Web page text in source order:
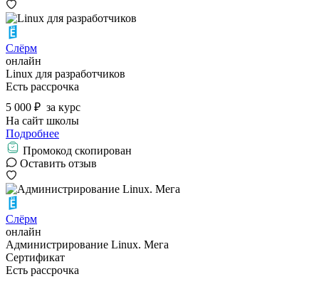
Слёрм
онлайн
Linux для разработчиков
Есть рассрочка
5 000 ₽ за курс
На сайт школы
Подробнее
Промокод скопирован
Оставить отзыв
Слёрм
онлайн
Администрирование Linux. Мега
Сертификат
Есть рассрочка